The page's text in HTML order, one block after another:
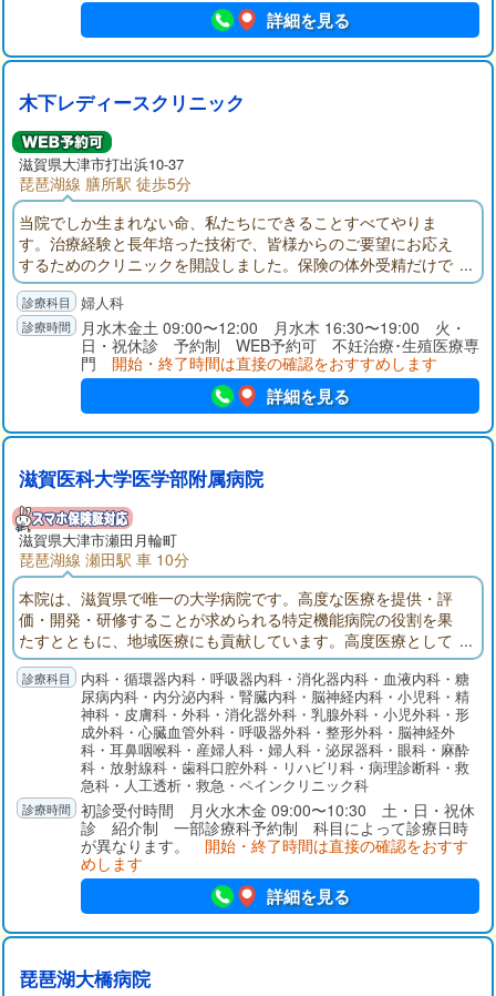
詳細を見る
木下レディースクリニック
滋賀県大津市打出浜10-37
琵琶湖線 膳所駅 徒歩5分
当院でしか生まれない命、私たちにできることすべてやりま
す。治療経験と長年培った技術で、皆様からのご要望にお応え
するためのクリニックを開設しました。保険の体外受精だけで
なく、自費の体外受精で更なる選択肢を提供できます。ぜひ、
一人で悩まず当院で相談してみて下さい。
婦人科
月水木金土 09:00〜12:00 月水木 16:30〜19:00 火・
日・祝休診 予約制 WEB予約可 不妊治療･生殖医療専
門 開始・終了時間は直接の確認をおすすめします
詳細を見る
滋賀医科大学医学部附属病院
滋賀県大津市瀬田月輪町
琵琶湖線 瀬田駅 車 10分
本院は、滋賀県で唯一の大学病院です。高度な医療を提供・評
価・開発・研修することが求められる特定機能病院の役割を果
たすとともに、地域医療にも貢献しています。高度医療として
「がん医療」「新生児・産科医療」「アレルギー医療」「難病
医療」「救急・災害医療」などの充実に取り組んでいます。
内科・循環器内科・呼吸器内科・消化器内科・血液内科・糖
尿病内科・内分泌内科・腎臓内科・脳神経内科・小児科・精
神科・皮膚科・外科・消化器外科・乳腺外科・小児外科・形
成外科・心臓血管外科・呼吸器外科・整形外科・脳神経外
科・耳鼻咽喉科・産婦人科・婦人科・泌尿器科・眼科・麻酔
科・放射線科・歯科口腔外科・リハビリ科・病理診断科・救
急科・人工透析・救急・ペインクリニック科
初診受付時間 月火水木金 09:00〜10:30 土・日・祝休
診 紹介制 一部診療科予約制 科目によって診療日時
が異なります。 開始・終了時間は直接の確認をおすす
めします
詳細を見る
琵琶湖大橋病院